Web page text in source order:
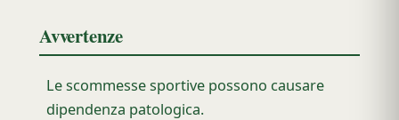
Avvertenze
Le scommesse sportive possono causare
dipendenza patologica.